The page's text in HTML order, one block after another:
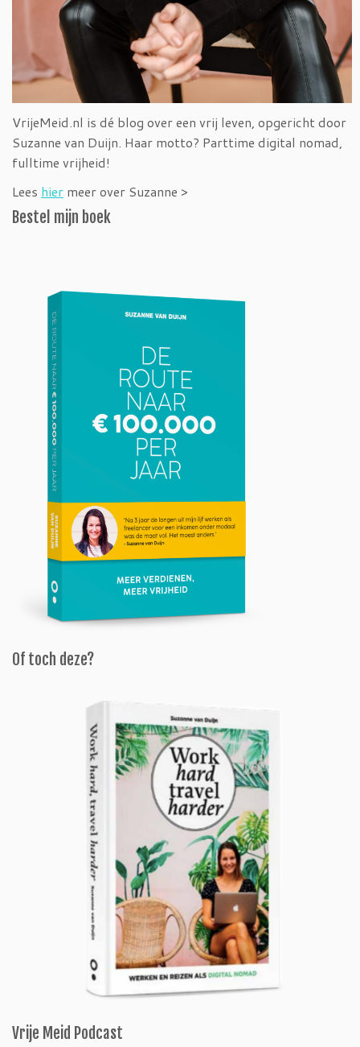
VrijeMeid.nl is dé blog over een vrij leven, opgericht door
Suzanne van Duijn. Haar motto? Parttime digital nomad,
fulltime vrijheid!
Lees hier meer over Suzanne >
Bestel mijn boek
Of toch deze?
Vrije Meid Podcast